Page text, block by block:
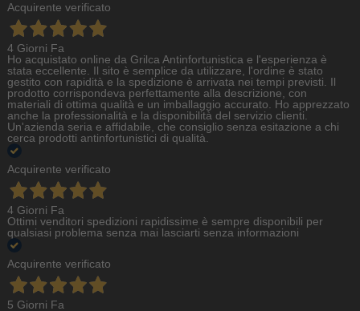
Acquirente verificato
4 Giorni Fa
Ho acquistato online da Grilca Antinfortunistica e l'esperienza è
stata eccellente. Il sito è semplice da utilizzare, l'ordine è stato
gestito con rapidità e la spedizione è arrivata nei tempi previsti. Il
prodotto corrispondeva perfettamente alla descrizione, con
materiali di ottima qualità e un imballaggio accurato. Ho apprezzato
anche la professionalità e la disponibilità del servizio clienti.
Un'azienda seria e affidabile, che consiglio senza esitazione a chi
cerca prodotti antinfortunistici di qualità.
Acquirente verificato
4 Giorni Fa
Ottimi venditori spedizioni rapidissime è sempre disponibili per
qualsiasi problema senza mai lasciarti senza informazioni
Acquirente verificato
5 Giorni Fa